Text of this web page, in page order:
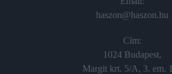
haszon@haszon.hu
Cím:
1024 Budapest,
Margit krt. 5/A, 3. em.